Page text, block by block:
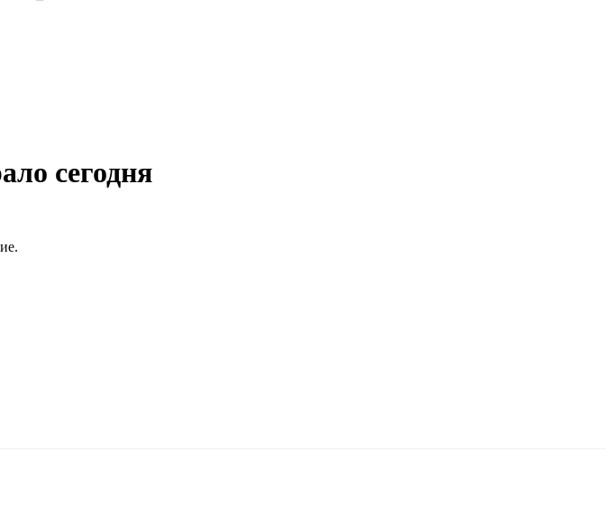
сегодня